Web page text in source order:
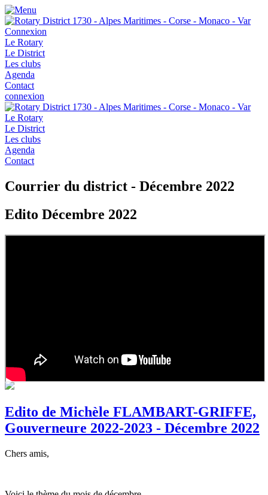
Connexion
Le Rotary
Le District
Les clubs
Agenda
Contact
connexion
Le Rotary
Le District
Les clubs
Agenda
Contact
Courrier du district - Décembre 2022
Edito Décembre 2022
Edito de Michèle FLAMBART-GRIFFE,
Gouverneure 2022-2023 - Décembre 2022
Chers amis,